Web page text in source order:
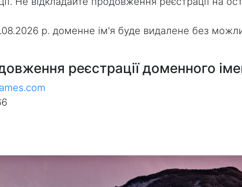
р. доменне ім'я буде видалене без
реєстрації доменного